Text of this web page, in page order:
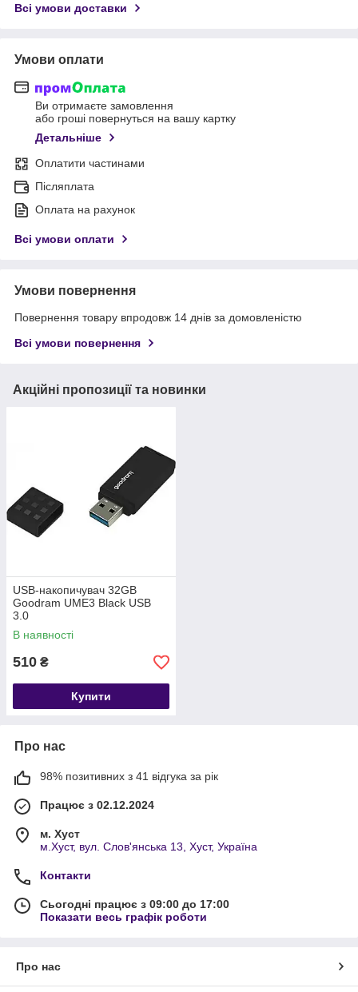
Всі умови доставки
Умови оплати
Ви отримаєте замовлення
або гроші повернуться на вашу картку
Детальніше
Оплатити частинами
Післяплата
Оплата на рахунок
Всі умови оплати
Умови повернення
Повернення товару впродовж 14 днів за домовленістю
Всі умови повернення
Акційні пропозиції та новинки
USB-накопичувач 32GB
Goodram UME3 Black USB
3.0
В наявності
510 ₴
Купити
Про нас
98% позитивних з 41 відгука за рік
Працює з 02.12.2024
м. Хуст
м.Хуст, вул. Слов'янська 13, Хуст, Україна
Контакти
Сьогодні працює з 09:00 до 17:00
Показати весь графік роботи
Про нас